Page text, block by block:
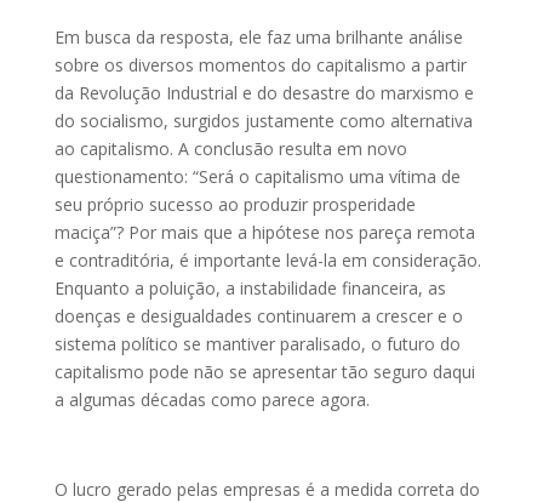
Em busca da resposta, ele faz uma brilhante análise
sobre os diversos momentos do capitalismo a partir
da Revolução Industrial e do desastre do marxismo e
do socialismo, surgidos justamente como alternativa
ao capitalismo. A conclusão resulta em novo
questionamento: “Será o capitalismo uma vítima de
seu próprio sucesso ao produzir prosperidade
maciça”? Por mais que a hipótese nos pareça remota
e contraditória, é importante levá-la em consideração.
Enquanto a poluição, a instabilidade financeira, as
doenças e desigualdades continuarem a crescer e o
sistema político se mantiver paralisado, o futuro do
capitalismo pode não se apresentar tão seguro daqui
a algumas décadas como parece agora.
O lucro gerado pelas empresas é a medida correta do